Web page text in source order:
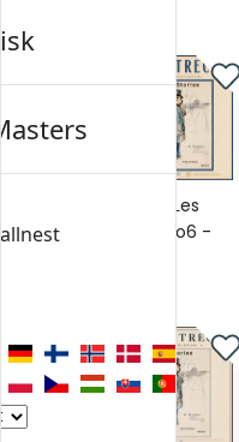
Toulouse-Lautrec Les
Vieilles Histoires II No6 -